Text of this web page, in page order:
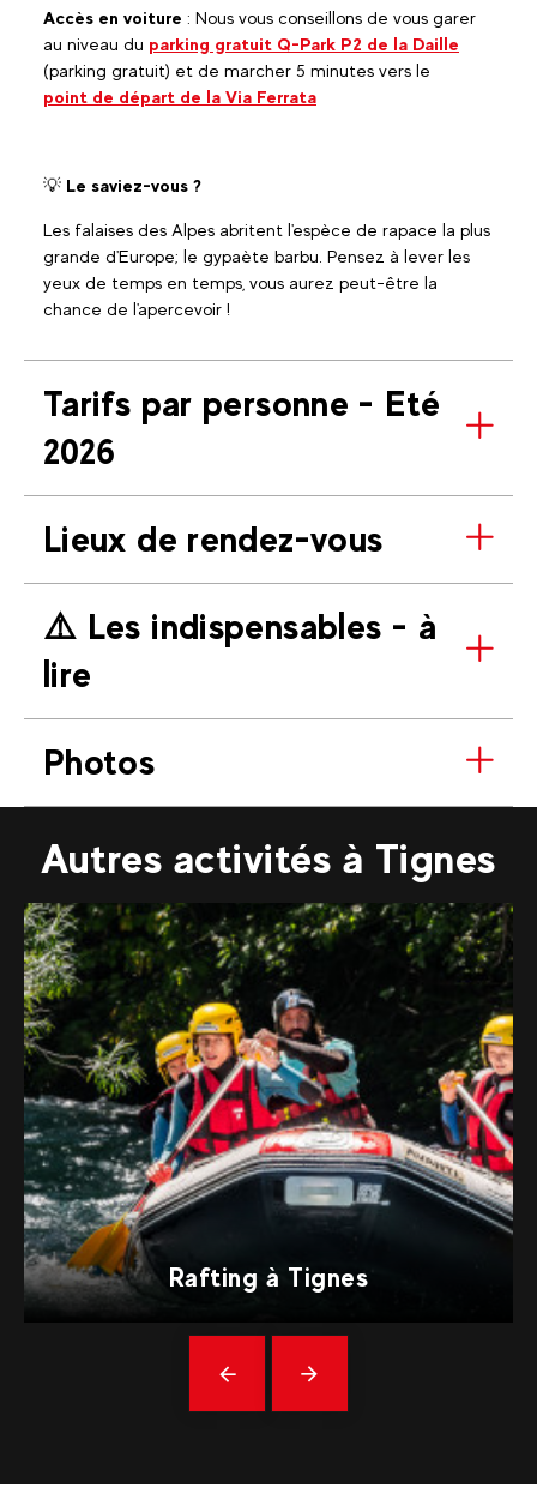
Accès en voiture : Nous vous conseillons de vous garer
au niveau du parking gratuit Q-Park P2 de la Daille
(parking gratuit) et de marcher 5 minutes vers le
point de départ de la Via Ferrata
💡 Le saviez-vous ?
Les falaises des Alpes abritent l'espèce de rapace la plus
grande d'Europe; le gypaète barbu. Pensez à lever les
yeux de temps en temps, vous aurez peut-être la
chance de l'apercevoir !
Tarifs par personne - Eté
2026
Lieux de rendez-vous
⚠️​ Les indispensables - à
lire
Photos
Autres activités à Tignes
Rafting à Tignes
Précédent
En
savoir